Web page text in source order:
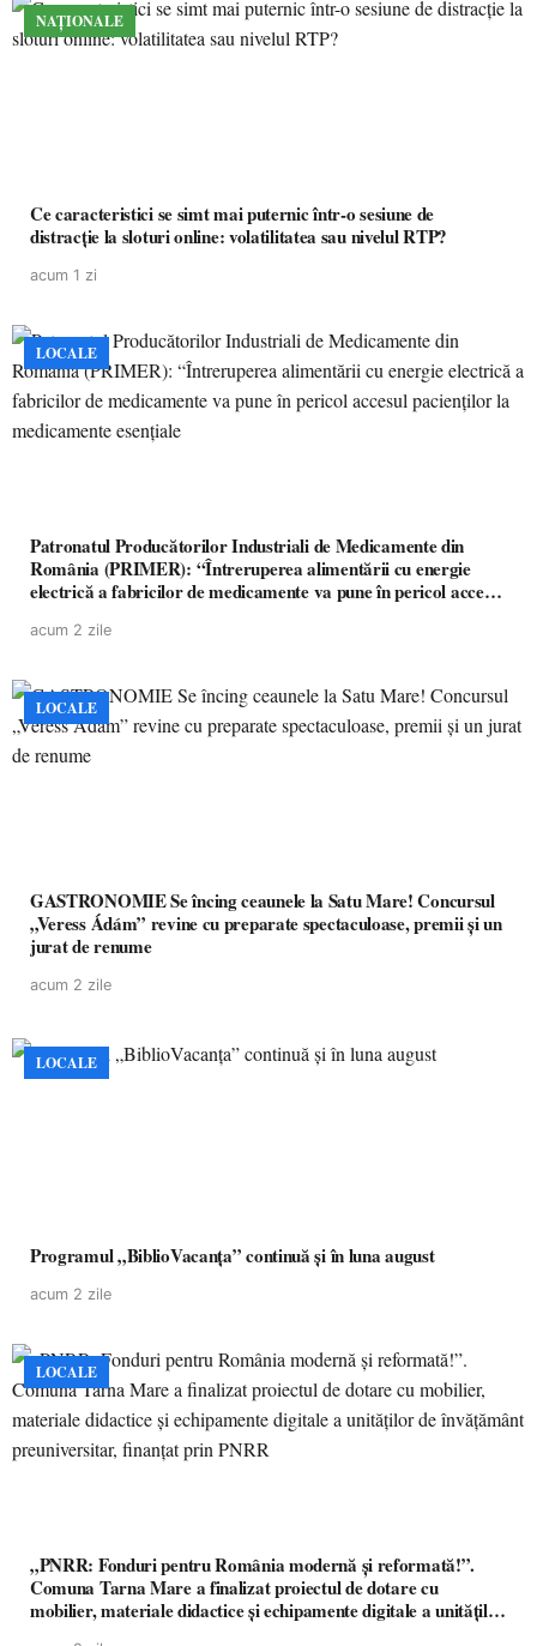
NAȚIONALE
Ce caracteristici se simt mai puternic într-o sesiune de
distracție la sloturi online: volatilitatea sau nivelul RTP?
acum 1 zi
LOCALE
Patronatul Producătorilor Industriali de Medicamente din
România (PRIMER): “Întreruperea alimentării cu energie
electrică a fabricilor de medicamente va pune în pericol accesul
acum 2 zile
LOCALE
GASTRONOMIE Se încing ceaunele la Satu Mare! Concursul
„Veress Ádám” revine cu preparate spectaculoase, premii și un
jurat de renume
acum 2 zile
LOCALE
Programul „BiblioVacanța” continuă și în luna august
acum 2 zile
LOCALE
„PNRR: Fonduri pentru România modernă și reformată!”.
Comuna Tarna Mare a finalizat proiectul de dotare cu
mobilier, materiale didactice și echipamente digitale a unităților